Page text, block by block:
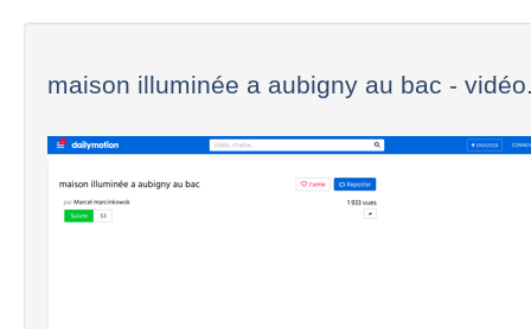
maison illuminée a aubigny au bac -